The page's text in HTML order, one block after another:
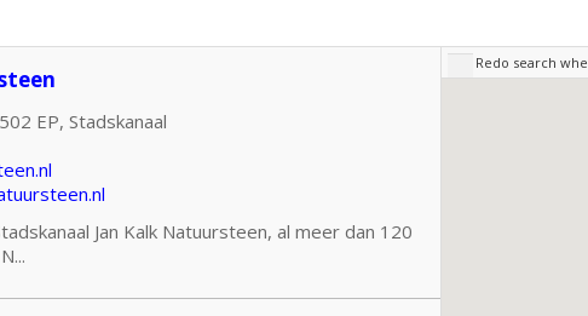
EP, Stadskanaal
Jan Kalk Natuursteen, al meer dan 120
Redo search